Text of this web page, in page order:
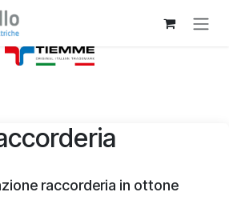
raccorderia in ottone